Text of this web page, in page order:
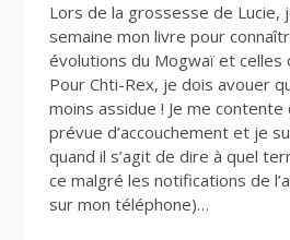
Lors de la grossesse de Lucie,
semaine mon livre pour
évolutions du Mogwaï et celles
Pour Chti-Rex, je dois avouer
moins assidue ! Je me
prévue d’accouchement et je
quand il s’agit de dire à quel
ce malgré les notifications de
sur mon téléphone)…